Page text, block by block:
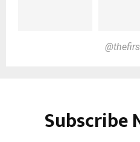
Subscribe